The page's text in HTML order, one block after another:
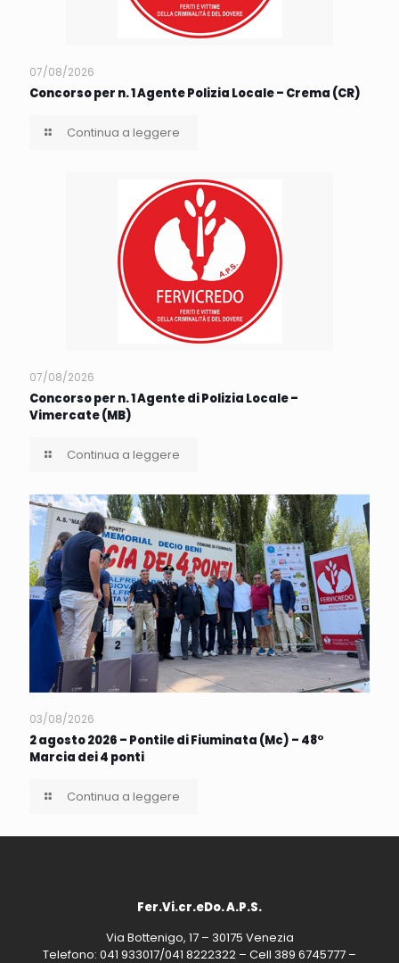
07/08/2026
Concorso per n. 1 Agente Polizia Locale – Crema (CR)
Continua a leggere
07/08/2026
Concorso per n. 1 Agente di Polizia Locale –
Vimercate (MB)
Continua a leggere
03/08/2026
2 agosto 2026 – Pontile di Fiuminata (Mc) – 48°
Marcia dei 4 ponti
Continua a leggere
Fer.Vi.cr.eDo. A.P.S.
Via Bottenigo, 17 – 30175 Venezia
Telefono: 041 933017/041 8222322 – Cell 389 6745777 –